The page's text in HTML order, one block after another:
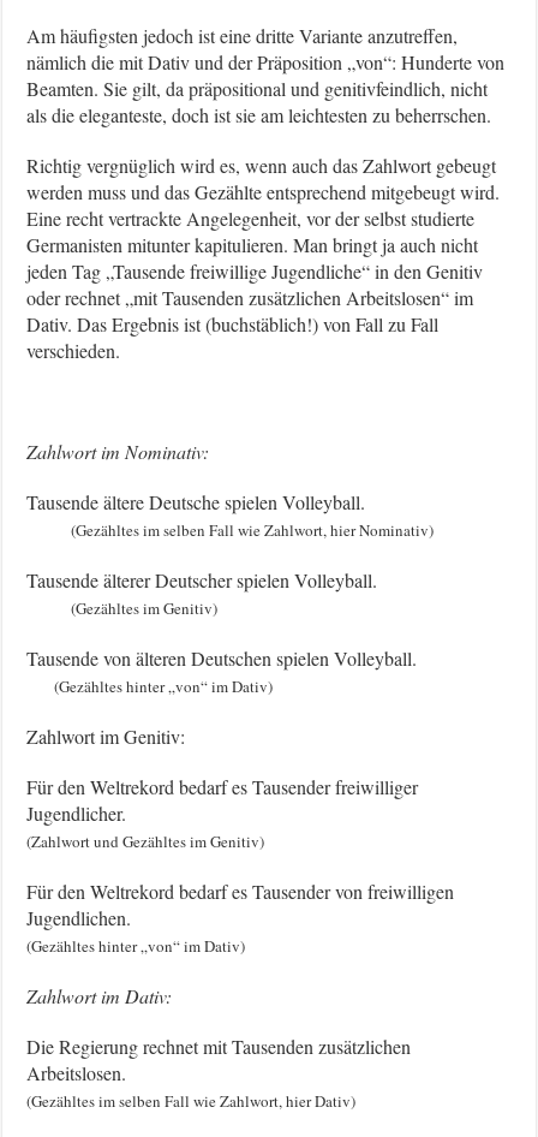
Am häufigsten jedoch ist eine dritte Variante anzutreffen,
nämlich die mit Dativ und der Präposition „von“: Hunderte von
Beamten. Sie gilt, da präpositional und genitivfeindlich, nicht
als die eleganteste, doch ist sie am leichtesten zu beherrschen.
Richtig vergnüglich wird es, wenn auch das Zahlwort gebeugt
werden muss und das Gezählte entsprechend mitgebeugt wird.
Eine recht vertrackte Angelegenheit, vor der selbst studierte
Germanisten mitunter kapitulieren. Man bringt ja auch nicht
jeden Tag „Tausende freiwillige Jugendliche“ in den Genitiv
oder rechnet „mit Tausenden zusätzlichen Arbeitslosen“ im
Dativ. Das Ergebnis ist (buchstäblich!) von Fall zu Fall
verschieden.
Zahlwort im Nominativ:
Tausende ältere Deutsche spielen Volleyball.
(Gezähltes im selben Fall wie Zahlwort, hier Nominativ)
Tausende älterer Deutscher spielen Volleyball.
(Gezähltes im Genitiv)
Tausende von älteren Deutschen spielen Volleyball.
(Gezähltes hinter „von“ im Dativ)
Zahlwort im Genitiv:
Für den Weltrekord bedarf es Tausender freiwilliger
Jugendlicher.
(Zahlwort und Gezähltes im Genitiv)
Für den Weltrekord bedarf es Tausender von freiwilligen
Jugendlichen.
(Gezähltes hinter „von“ im Dativ)
Zahlwort im Dativ:
Die Regierung rechnet mit Tausenden zusätzlichen
Arbeitslosen.
(Gezähltes im selben Fall wie Zahlwort, hier Dativ)